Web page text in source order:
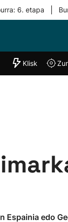
6. etapa
"Helmuga"
Klisk
Espainia edo